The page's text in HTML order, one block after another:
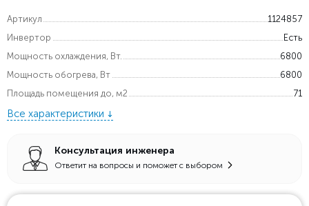
Артикул
1124857
Инвертор
Есть
Мощность охлаждения, Вт.
6800
Мощность обогрева, Вт
6800
Площадь помещения до, м2
71
Все характеристики
Консультация инженера
Ответит на вопросы и поможет с выбором